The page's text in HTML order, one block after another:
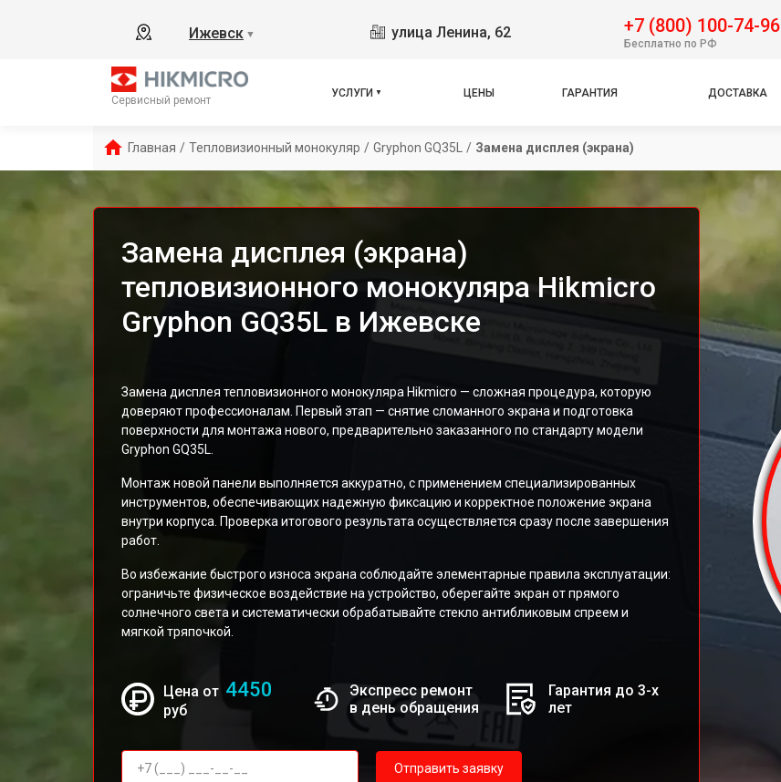
Ижевск ▼ улица Ленина, 62 +7 (800) 100-74-96
Бесплатно по РФ
Сервисный ремонт
УСЛУГИ ЦЕНЫ ГАРАНТИЯ ДОСТАВКА
Главная / Тепловизионный монокуляр / Gryphon GQ35L / Замена дисплея (экрана)
Замена дисплея (экрана)
тепловизионного монокуляра Hikmicro
Gryphon GQ35L в Ижевске
Замена дисплея тепловизионного монокуляра Hikmicro — сложная процедура, которую
доверяют профессионалам. Первый этап — снятие сломанного экрана и подготовка
поверхности для монтажа нового, предварительно заказанного по стандарту модели
Gryphon GQ35L.
Монтаж новой панели выполняется аккуратно, с применением специализированных
инструментов, обеспечивающих надежную фиксацию и корректное положение экрана
внутри корпуса. Проверка итогового результата осуществляется сразу после завершения
работ.
Во избежание быстрого износа экрана соблюдайте элементарные правила эксплуатации:
ограничьте физическое воздействие на устройство, оберегайте экран от прямого
солнечного света и систематически обрабатывайте стекло антибликовым спреем и
мягкой тряпочкой.
Цена от 4450
руб
Экспресс ремонт
в день обращения
Гарантия до 3-х
лет
Отправить заявку